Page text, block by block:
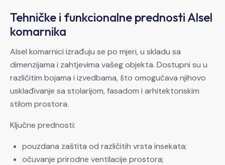
Tehničke i funkcionalne prednosti Alsel
komarnika
Alsel komarnici izrađuju se po mjeri, u skladu sa
dimenzijama i zahtjevima vašeg objekta. Dostupni su u
različitim bojama i izvedbama, što omogućava njihovo
usklađivanje sa stolarijom, fasadom i arhitektonskim
stilom prostora.
Ključne prednosti:
pouzdana zaštita od različitih vrsta insekata;
očuvanje prirodne ventilacije prostora;